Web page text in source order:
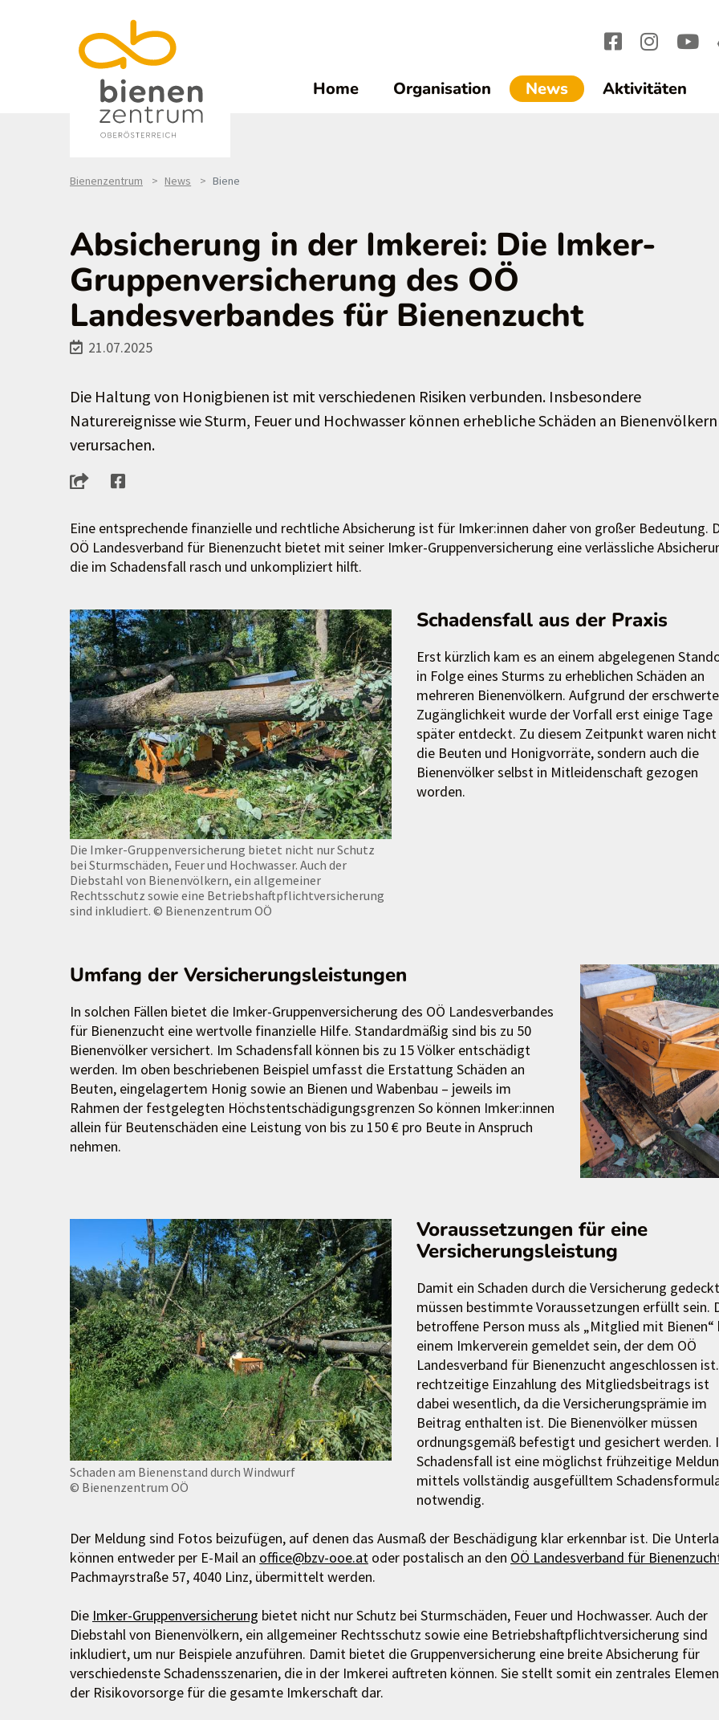
Home Organisation News(current)1
Aktivitäten
Bienenzentrum News Biene
Absicherung in der Imkerei: Die Imker-
Gruppenversicherung des OÖ
Landesverbandes für Bienenzucht
21.07.2025
Die Haltung von Honigbienen ist mit verschiedenen Risiken verbunden. Insbesondere
Naturereignisse wie Sturm, Feuer und Hochwasser können erhebliche Schäden an Bienenvölkern
verursachen.
Eine entsprechende finanzielle und rechtliche Absicherung ist für Imker:innen daher von großer Bedeutung.
OÖ Landesverband für Bienenzucht bietet mit seiner Imker-Gruppenversicherung eine verlässliche
die im Schadensfall rasch und unkompliziert hilft.
Die Imker-Gruppenversicherung bietet nicht nur Schutz
bei Sturmschäden, Feuer und Hochwasser. Auch der
Diebstahl von Bienenvölkern, ein allgemeiner
Rechtsschutz sowie eine Betriebshaftpflichtversicherung
sind inkludiert. © Bienenzentrum OÖ
Schadensfall aus der Praxis
Erst kürzlich kam es an einem abgelegenen
in Folge eines Sturms zu erheblichen Schäden an
mehreren Bienenvölkern. Aufgrund der
Zugänglichkeit wurde der Vorfall erst einige Tage
später entdeckt. Zu diesem Zeitpunkt waren nicht
die Beuten und Honigvorräte, sondern auch die
Bienenvölker selbst in Mitleidenschaft gezogen
worden.
Umfang der Versicherungsleistungen
In solchen Fällen bietet die Imker-Gruppenversicherung des OÖ Landesverbandes
für Bienenzucht eine wertvolle finanzielle Hilfe. Standardmäßig sind bis zu 50
Bienenvölker versichert. Im Schadensfall können bis zu 15 Völker entschädigt
werden. Im oben beschriebenen Beispiel umfasst die Erstattung Schäden an
Beuten, eingelagertem Honig sowie an Bienen und Wabenbau – jeweils im
Rahmen der festgelegten Höchstentschädigungsgrenzen So können Imker:innen
allein für Beutenschäden eine Leistung von bis zu 150 € pro Beute in Anspruch
nehmen.
Schaden am Bienenstand durch Windwurf
© Bienenzentrum OÖ
Voraussetzungen für eine
Versicherungsleistung
Damit ein Schaden durch die Versicherung
müssen bestimmte Voraussetzungen erfüllt sein.
betroffene Person muss als „Mitglied mit Bienen“
einem Imkerverein gemeldet sein, der dem OÖ
Landesverband für Bienenzucht angeschlossen
rechtzeitige Einzahlung des Mitgliedsbeitrags ist
dabei wesentlich, da die Versicherungsprämie im
Beitrag enthalten ist. Die Bienenvölker müssen
ordnungsgemäß befestigt und gesichert werden.
Schadensfall ist eine möglichst frühzeitige
mittels vollständig ausgefülltem
notwendig.
Der Meldung sind Fotos beizufügen, auf denen das Ausmaß der Beschädigung klar erkennbar ist. Die
können entweder per E-Mail an office@bzv-ooe.at oder postalisch an den OÖ Landesverband für
Pachmayrstraße 57, 4040 Linz, übermittelt werden.
Die Imker-Gruppenversicherung bietet nicht nur Schutz bei Sturmschäden, Feuer und Hochwasser. Auch der
Diebstahl von Bienenvölkern, ein allgemeiner Rechtsschutz sowie eine Betriebshaftpflichtversicherung sind
inkludiert, um nur Beispiele anzuführen. Damit bietet die Gruppenversicherung eine breite Absicherung für
verschiedenste Schadensszenarien, die in der Imkerei auftreten können. Sie stellt somit ein zentrales
der Risikovorsorge für die gesamte Imkerschaft dar.